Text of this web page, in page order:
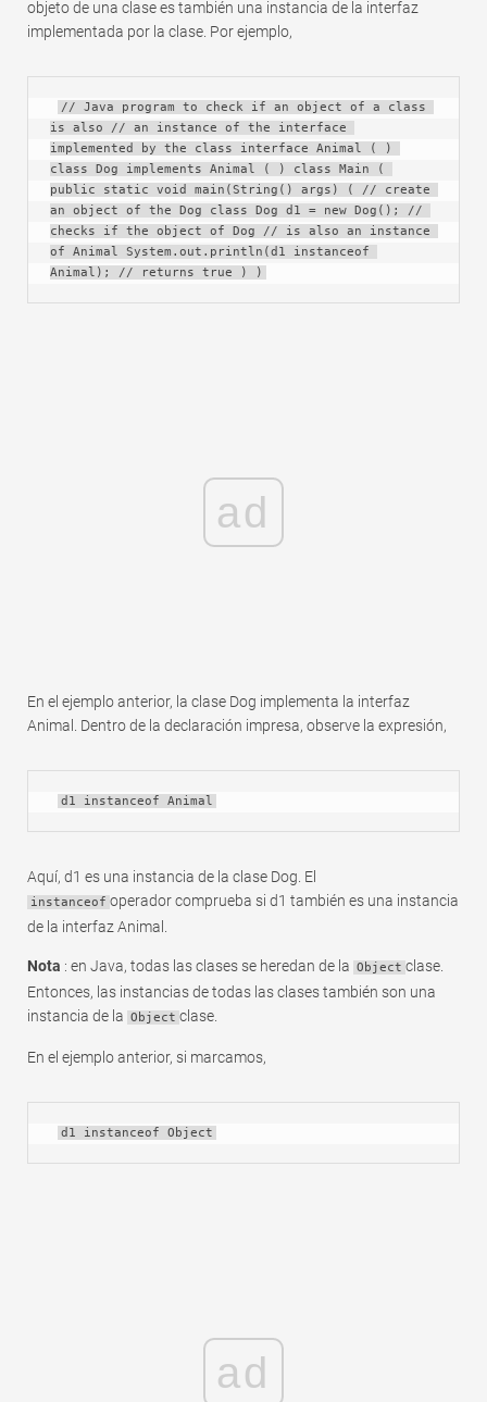
objeto de una clase es también una instancia de la interfaz
implementada por la clase. Por ejemplo,
// Java program to check if an object of a class
is also // an instance of the interface
implemented by the class interface Animal ( )
class Dog implements Animal ( ) class Main (
public static void main(String() args) ( // create
an object of the Dog class Dog d1 = new Dog(); //
checks if the object of Dog // is also an instance
of Animal System.out.println(d1 instanceof
Animal); // returns true ) )
ad
En el ejemplo anterior, la clase Dog implementa la interfaz
Animal. Dentro de la declaración impresa, observe la expresión,
d1 instanceof Animal
Aquí, d1 es una instancia de la clase Dog. El
instanceof operador comprueba si d1 también es una instancia
de la interfaz Animal.
Nota : en Java, todas las clases se heredan de la Object clase.
Entonces, las instancias de todas las clases también son una
instancia de la Object clase.
En el ejemplo anterior, si marcamos,
d1 instanceof Object
ad